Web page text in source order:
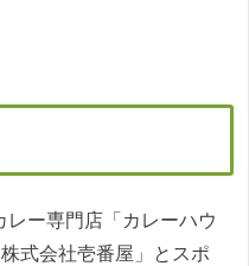
ー専門店「カレーハウ
式会社壱番屋」とスポ